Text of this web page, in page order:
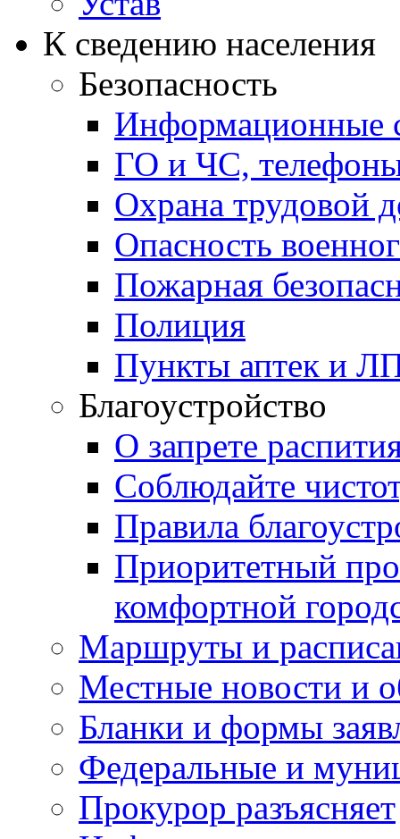
К сведению населения
Безопасность
Информационные
ГО и ЧС,
Охрана трудовой
Опасность
Пожарная
Полиция
Пункты аптек и
Благоустройство
О запрете
Соблюдайте
Правила
Приоритетный
комфортной
Маршруты и
Местные новости и
Бланки и формы
Федеральные и
Прокурор разъясняет